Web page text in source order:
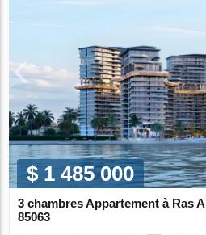
$ 1 485 000
3 chambres Appartement à Ras
85063